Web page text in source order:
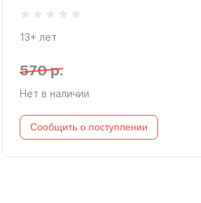
13+ лет
570 р.
Нет в наличии
Сообщить о поступлении